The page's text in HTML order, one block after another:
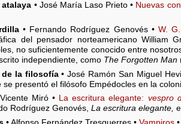
atalaya • José María Laso Prieto • Nuevas
• Fernando Rodríguez Genovés •W.
del pensador norteamericano
no suficientemente conocido entre
independiente, como The Forgotten Man
de la filosofía• José Ramón San Miguel
se presentó el filósofo Empédocles en la
Miró • La escritura elegante: vespro
Rodríguez Genovés,La escritura elegante,